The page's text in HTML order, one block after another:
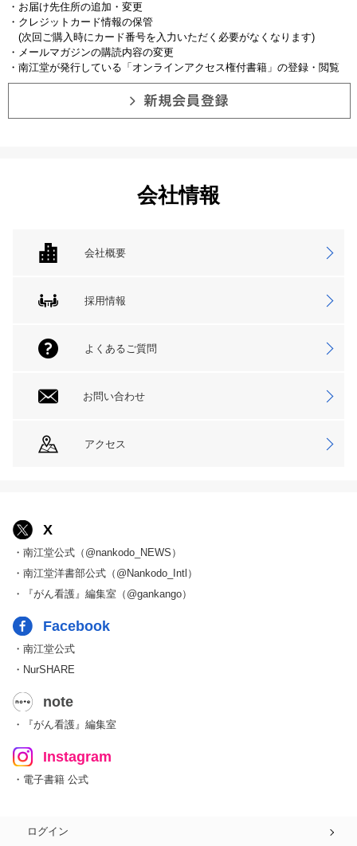
・お届け先住所の追加・変更
・クレジットカード情報の保管
(次回ご購入時にカード番号を入力いただく必要がなくなります)
・メールマガジンの購読内容の変更
・南江堂が発行している「オンラインアクセス権付書籍」の登録・閲覧
会社情報
会社概要
採用情報
よくあるご質問
お問い合わせ
アクセス
X
・南江堂公式（@nankodo_NEWS）
・南江堂洋書部公式（@Nankodo_Intl）
・『がん看護』編集室（@gankango）
Facebook
・南江堂公式
・NurSHARE
note
・『がん看護』編集室
Instagram
・電子書籍 公式
ログイン